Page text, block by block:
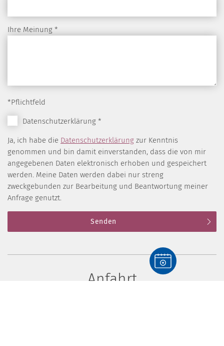
Ihre Meinung *
*Pflichtfeld
Datenschutzerklärung *
Ja, ich habe die Datenschutzerklärung zur Kenntnis
genommen und bin damit einverstanden, dass die von mir
angegebenen Daten elektronisch erhoben und gespeichert
werden. Meine Daten werden dabei nur streng
zweckgebunden zur Bearbeitung und Beantwortung meiner
Anfrage genutzt.
Senden
Anfahrt